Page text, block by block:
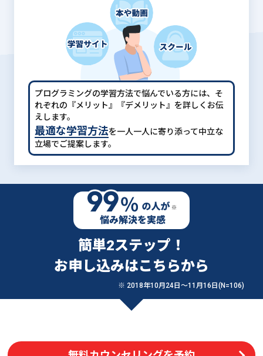
プログラミングの学習方法で悩んでいる方には、 そ
れぞれの『メリット』『デメリット』を詳しくお伝
えします。
最適な学習方法を一人一人に寄り添って中立な
立場でご提案します。
簡単2ステップ！
お申し込みはこちらから
※ 2018年10月24日〜11月16日(N=106)